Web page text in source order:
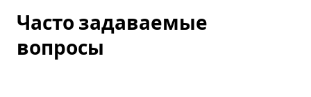
Часто задаваемые
вопросы